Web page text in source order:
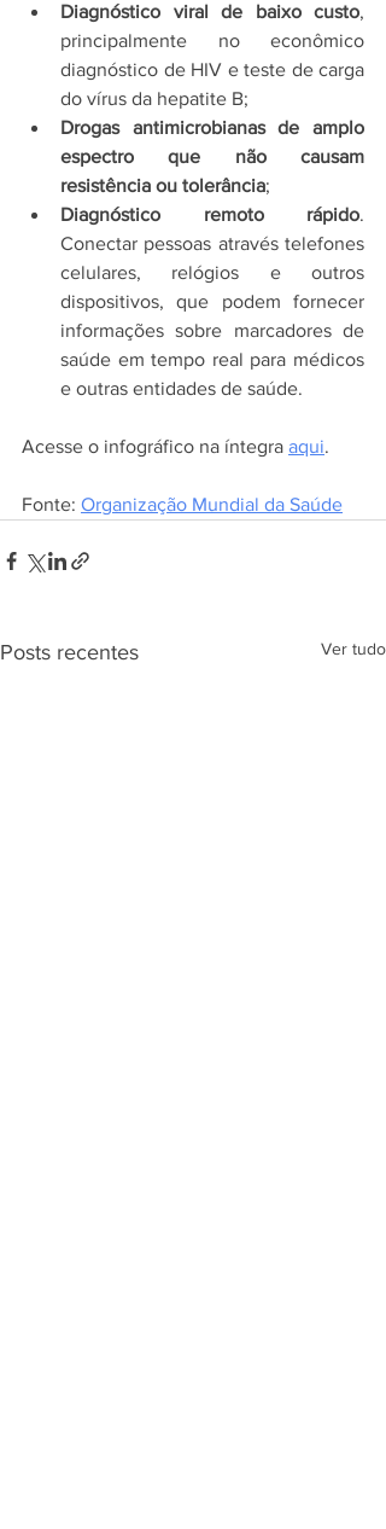
Diagnóstico viral de baixo custo,
principalmente no econômico
diagnóstico de HIV e teste de carga
do vírus da hepatite B;
Drogas antimicrobianas de amplo
espectro que não causam
resistência ou tolerância;
Diagnóstico remoto rápido.
Conectar pessoas através telefones
celulares, relógios e outros
dispositivos, que podem fornecer
informações sobre marcadores de
saúde em tempo real para médicos
e outras entidades de saúde.
Acesse o infográfico na íntegra aqui.
Fonte: Organização Mundial da Saúde
Posts recentes Ver tudo